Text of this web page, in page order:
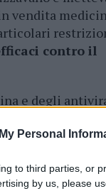
Personal
to third parties, or
by us, please
vendita
contro il
e degli
al
clinici